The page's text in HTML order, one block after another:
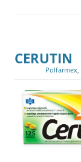
CERUTIN
Polfarmex